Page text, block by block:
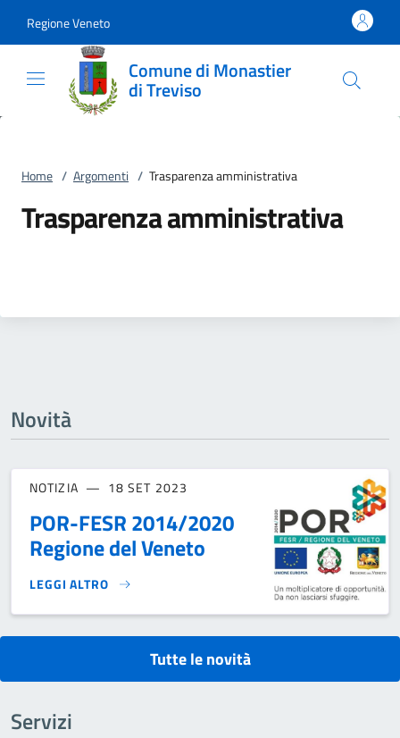
Regione Veneto
Comune di Monastier
di Treviso
Home / Argomenti / Trasparenza amministrativa
Trasparenza amministrativa
Novità
NOTIZIA 18 SET 2023
POR-FESR 2014/2020
Regione del Veneto
LEGGI ALTRO
POR-FESR 2014/2020 REGIONE DEL VENETO}
Tutte le novità
Servizi